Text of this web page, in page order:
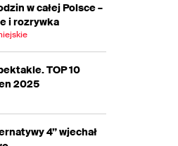
w całej Polsce –
i rozrywka
TOP 10
2025
4” wjechał